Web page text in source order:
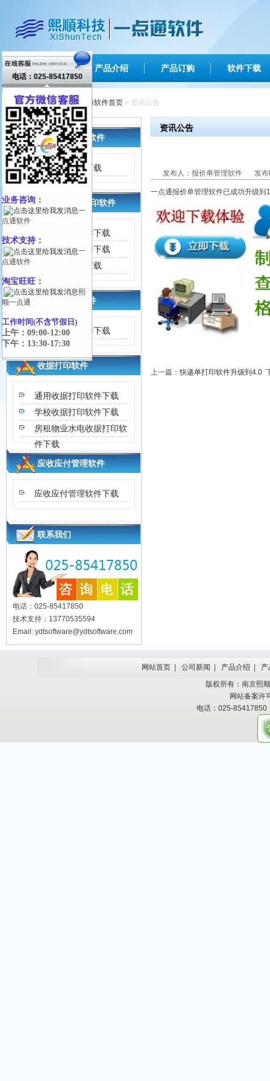
网站首页 产品介绍 产品订购 软件下载
您现在的位置 ：一点通软件首页 > 资讯公告
出纳票据打印软件
支票打印软件下载
快递单/信封打印软件
报价单管理软件下载
快递单打印软件下载
信封打印软件下载
送货单打印软件
送货单打印软件下载
收据打印软件
通用收据打印软件下载
学校收据打印软件下载
房租物业水电收据打印软
件下载
应收应付管理软件
应收应付管理软件下载
联系我们
电话：025-85417850
技术支持：13770535594
Email: ydtsoftware@ydtsoftware.com
资讯公告
发布人：报价单管理软件 发
一点通报价单管理软件已成功升级
上一篇：快递单打印软件升级到4.0
网站首页 公司新闻 产品介绍
产
版权所有：南京熙
网站备案许
电话：025-
电话：025-85417850
业务咨询：
一
点通软件
技术支持：
一
点通软件
淘宝旺旺：
熙
顺一点通
工作时间(不含节假日)
上午：09:00-12:00
下午：13:30-17:30